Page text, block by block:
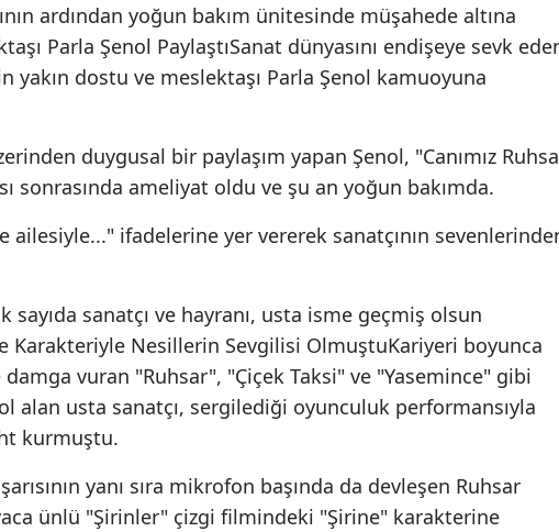
ardından yoğun bakım ünitesinde müşahede altına
Parla Şenol PaylaştıSanat dünyasını endişeye sevk
yakın dostu ve meslektaşı Parla Şenol kamuoyuna
duygusal bir paylaşım yapan Şenol, "Canımız
sonrasında ameliyat oldu ve şu an yoğun bakımda.
ailesiyle..." ifadelerine yer vererek sanatçının
sayıda sanatçı ve hayranı, usta isme geçmiş olsun
Karakteriyle Nesillerin Sevgilisi OlmuştuKariyeri boyunca
vuran "Ruhsar", "Çiçek Taksi" ve "Yasemince" gibi
alan usta sanatçı, sergilediği oyunculuk performansıyla
kurmuştu.
yanı sıra mikrofon başında da devleşen Ruhsar
ünlü "Şirinler" çizgi filmindeki "Şirine" karakterine